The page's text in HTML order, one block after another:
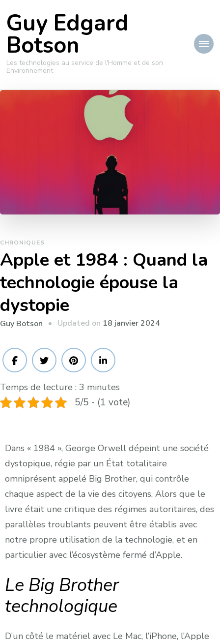
Guy Edgard
Botson
Les technologies au service de l'Homme et de son
Environnement
CHRONIQUES
Apple et 1984 : Quand la
technologie épouse la
dystopie
Guy Botson Updated on 18 janvier 2024
Temps de lecture : 3 minutes
5/5 - (1 vote)
Dans « 1984 », George Orwell dépeint une société
dystopique, régie par un État totalitaire
omniprésent appelé Big Brother, qui contrôle
chaque aspect de la vie des citoyens. Alors que le
livre était une critique des régimes autoritaires, des
parallèles troublants peuvent être établis avec
notre propre utilisation de la technologie, et en
particulier avec l’écosystème fermé d’Apple.
Le Big Brother
technologique
D’un côté le matériel avec Le Mac, l’iPhone, l’Apple